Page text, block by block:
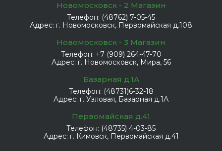
Новомосковск - 2 Магазин
Телефон: (48762) 7-05-45
Адрес: г. Новомосковск, Первомайская д.108
Новомосковск - 3 Магазин
Телефон: +7 (909) 264-47-70
Адрес: г. Новомосковск, Мира, 56
Базарная д.1А
Телефон: (48731)6-32-18
Адрес: г. Узловая, Базарная д.1А
Первомайская д.41
Телефон: (48735) 4-03-85
Адрес: г. Кимовск, Первомайская д.41